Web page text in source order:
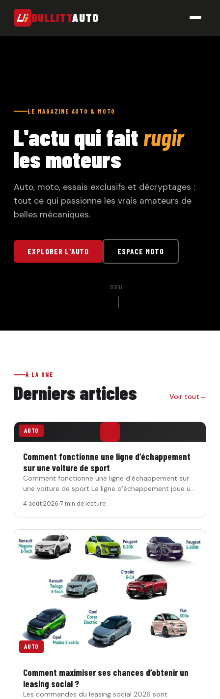
BULLITTAUTO
DERNIÈRES ACTUS
LE MAGAZINE AUTO & MOTO
L'actu qui fait rugir
les moteurs
Auto, moto, essais exclusifs et décryptages :
tout ce qui passionne les vrais amateurs de
belles mécaniques.
EXPLORER L'AUTO ESPACE MOTO
SCROLL
À LA UNE
Derniers articles Voir tout
AUTO
Comment fonctionne une ligne d’échappement
sur une voiture de sport
Comment fonctionne une ligne d’échappement sur
une voiture de sport La ligne d’échappement joue un
rôle fond…
4 août 2026 7 min de lecture
AUTO
Comment maximiser ses chances d’obtenir un
leasing social ?
Les commandes du leasing social 2026 sont